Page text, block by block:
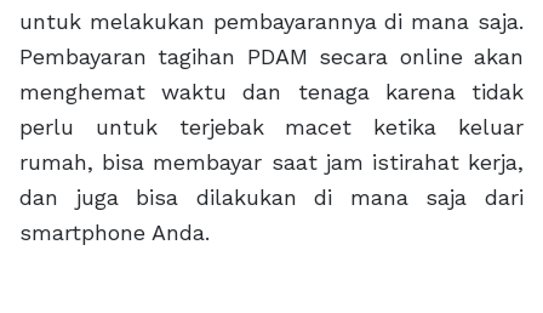
untuk melakukan pembayarannya di mana saja.
Pembayaran tagihan PDAM secara online akan
menghemat waktu dan tenaga karena tidak
perlu untuk terjebak macet ketika keluar
rumah, bisa membayar saat jam istirahat kerja,
dan juga bisa dilakukan di mana saja dari
smartphone Anda.